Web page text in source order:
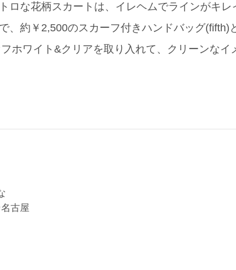
ロな花柄スカートは、イレヘムでラインがキ
、約￥2,500のスカーフ付きハンドバッグ(fifth)
ホワイト&クリアを取り入れて、クリーンなイ
古屋